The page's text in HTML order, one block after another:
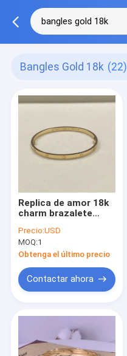
Bangles Gold 18k (22)
Replica de amor 18k
charm brazalete
pequeñas joyas de
oro 18k
Precio:USD
MOQ:1
Obtenga el último precio
Contactar ahora